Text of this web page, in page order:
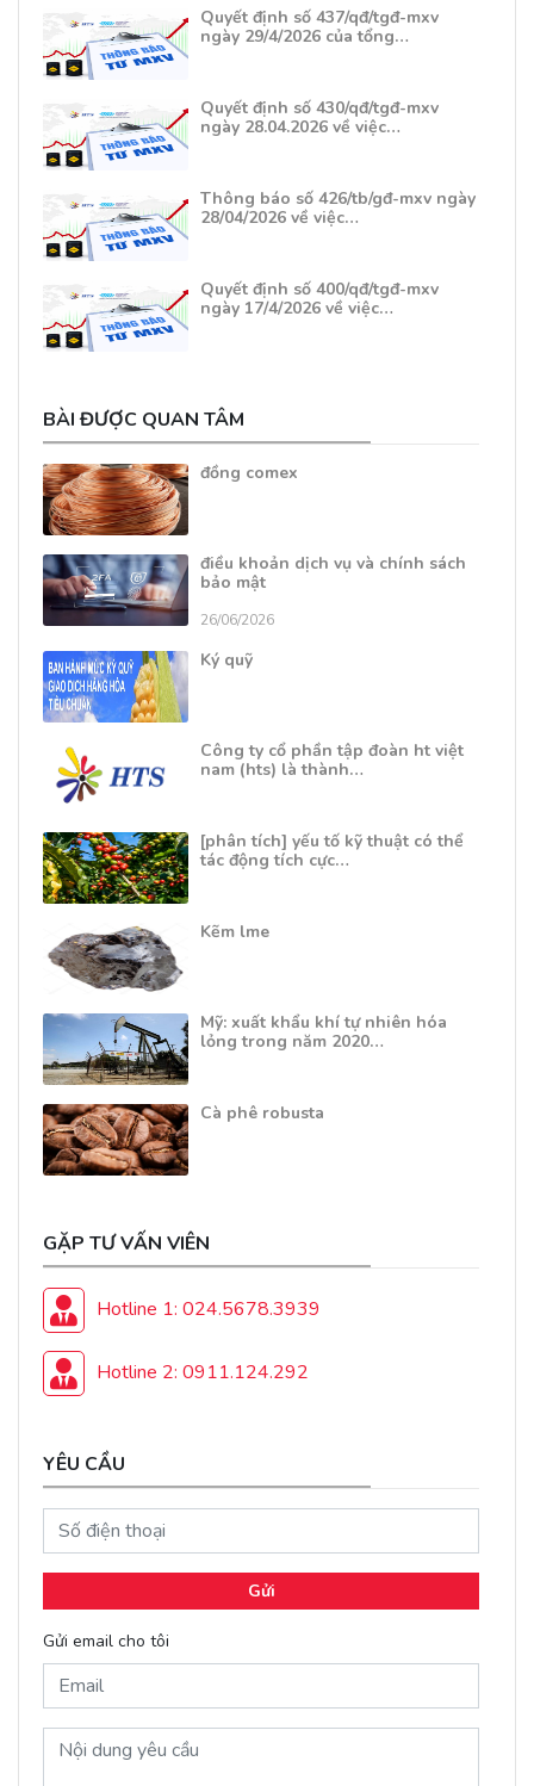
Quyết định số 437/qđ/tgđ-mxv
ngày 29/4/2026 của tổng…
Quyết định số 430/qđ/tgđ-mxv
ngày 28.04.2026 về việc…
Thông báo số 426/tb/gđ-mxv ngày
28/04/2026 về việc…
Quyết định số 400/qđ/tgđ-mxv
ngày 17/4/2026 về việc…
BÀI ĐƯỢC QUAN TÂM
đồng comex
điều khoản dịch vụ và chính sách
bảo mật
26/06/2026
Ký quỹ
Công ty cổ phần tập đoàn ht việt
nam (hts) là thành…
[phân tích] yếu tố kỹ thuật có thể
tác động tích cực…
Kẽm lme
Mỹ: xuất khẩu khí tự nhiên hóa
lỏng trong năm 2020…
Cà phê robusta
GẶP TƯ VẤN VIÊN
Hotline 1: 024.5678.3939
Hotline 2: 0911.124.292
YÊU CẦU
Gửi
Gửi email cho tôi